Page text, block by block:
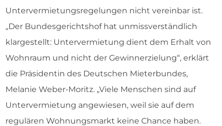
Untervermietungsregelungen nicht vereinbar ist.
„Der Bundesgerichtshof hat unmissverständlich
klargestellt: Untervermietung dient dem Erhalt von
Wohnraum und nicht der Gewinnerzielung“, erklärt
die Präsidentin des Deutschen Mieterbundes,
Melanie Weber-Moritz. „Viele Menschen sind auf
Untervermietung angewiesen, weil sie auf dem
regulären Wohnungsmarkt keine Chance haben.